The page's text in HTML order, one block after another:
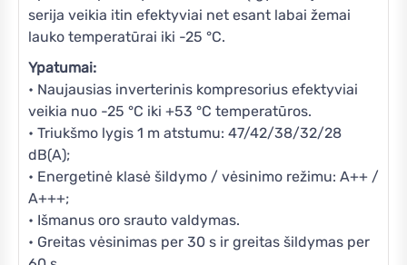
serija veikia itin efektyviai net esant labai žemai
lauko temperatūrai iki -25 °C.
Ypatumai:
• Naujausias inverterinis kompresorius efektyviai
veikia nuo -25 °C iki +53 °C temperatūros.
• Triukšmo lygis 1 m atstumu: 47/42/38/32/28
dB(A);
• Energetinė klasė šildymo / vėsinimo režimu: A++ /
A+++;
• Išmanus oro srauto valdymas.
• Greitas vėsinimas per 30 s ir greitas šildymas per